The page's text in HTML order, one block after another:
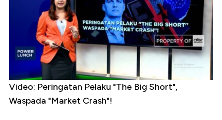
Video: Peringatan Pelaku "The Big Short",
Waspada "Market Crash"!